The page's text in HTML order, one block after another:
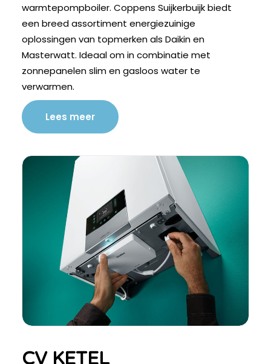
warmtepompboiler. Coppens Suijkerbuijk biedt
een breed assortiment energiezuinige
oplossingen van topmerken als Daikin en
Masterwatt. Ideaal om in combinatie met
zonnepanelen slim en gasloos water te
verwarmen.
Lees meer
CV KETEL